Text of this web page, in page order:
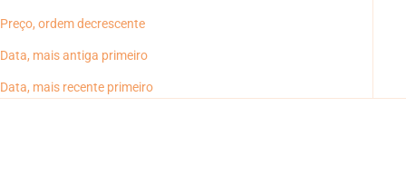
Preço, ordem decrescente
Data, mais antiga primeiro
Data, mais recente primeiro